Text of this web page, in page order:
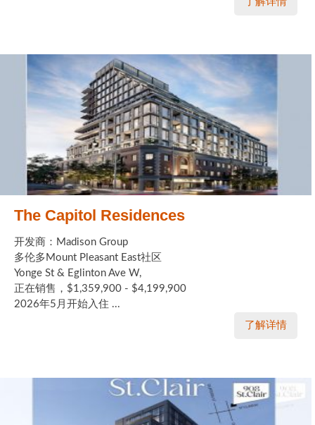
The Capitol Residences
开发商：Madison Group
多伦多Mount Pleasant East社区
Yonge St & Eglinton Ave W,
正在销售，$1,359,900 - $4,199,900
2026年5月开始入住 ...
了解详情